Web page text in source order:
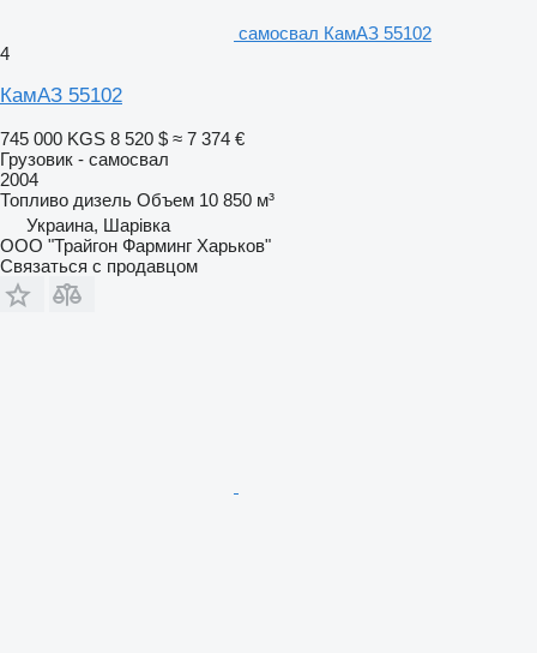
самосвал КамАЗ 55102
4
КамАЗ 55102
745 000 KGS 8 520 $ ≈ 7 374 €
Грузовик - самосвал
2004
Топливо дизель Объем 10 850 м³
Украина, Шарівка
ООО "Трайгон Фарминг Харьков"
Связаться с продавцом